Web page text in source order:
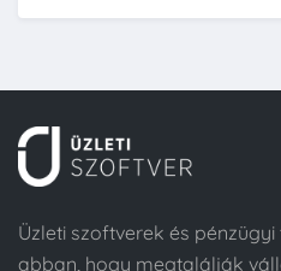
Üzleti szoftverek és
abban, hogy megtalálják